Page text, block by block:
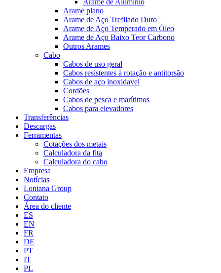
Arame de Alumínio
Arame plano
Arame de Aço Trefilado Duro
Arame de Aço Temperado em Óleo
Arame de Aço Baixo Teor Carbono
Outros Arames
Cabo
Cabos de uso geral
Cabos resistentes à rotação e antitorsão
Cabos de aço inoxidavel
Cordões
Cabos de pesca e marítimos
Cabos para elevadores
Transferências
Descargas
Ferramentas
Cotações dos metais
Calculadora da fita
Calculadora do cabo
Empresa
Notícias
Lontana Group
Contato
Área do cliente
ES
EN
FR
DE
PT
IT
PL